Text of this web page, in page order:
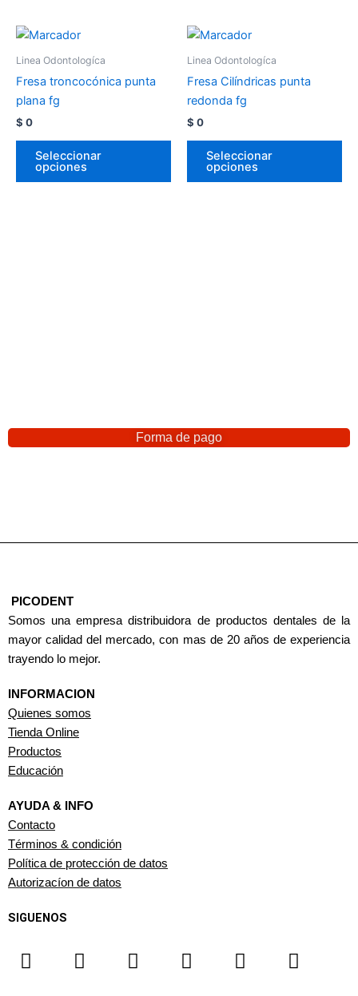
Linea Odontologíca
Fresa troncocónica punta
plana fg
$ 0
Seleccionar
opciones
Linea Odontologíca
Fresa Cilíndricas punta
redonda fg
$ 0
Seleccionar
opciones
Forma de pago
PICODENT
Somos una empresa distribuidora de productos dentales de la
mayor calidad del mercado, con mas de 20 años de experiencia
trayendo lo mejor.
INFORMACION
Quienes somos
Tienda Online
Productos
Educación
AYUDA & INFO
Contacto
Términos & condición
Política de protección de datos
Autorizacíon de datos
SIGUENOS
F
a
I
n
T
i
Y
o
W
h
L
i